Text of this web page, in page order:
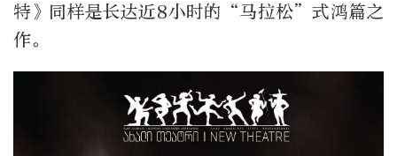
特》同样是长达近8小时的“马拉松”式鸿篇之
作。